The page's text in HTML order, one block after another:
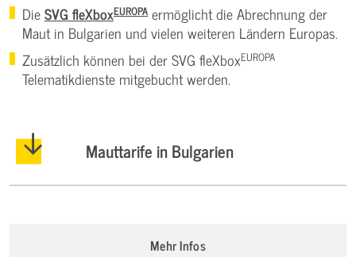
DieSVG fleXboxEUROPA ermöglicht die Abrechnung der
Maut in Bulgarien und vielen weiteren Ländern Europas.
Zusätzlich können bei der SVG fleXboxEUROPA
Telematikdienste mitgebucht werden.
Mauttarife in Bulgarien
Mehr Infos